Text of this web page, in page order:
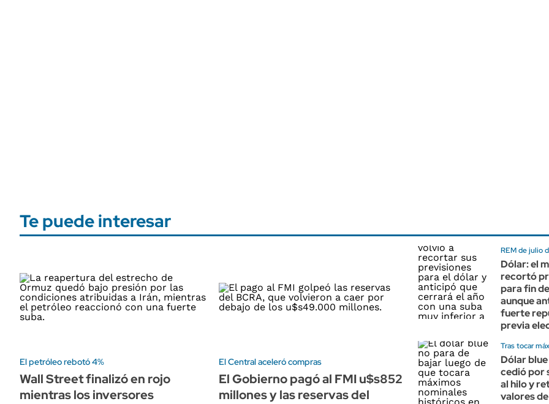
Te puede interesar
El petróleo rebotó 4%
Wall Street finalizó en rojo
mientras los inversores
El Central aceleró compras
El Gobierno pagó al FMI u$s852
millones y las reservas del
REM de julio
Dólar: el
recortó
para fin
aunque
fuerte
previa
Tras tocar
Dólar
cedió por
al hilo y
valores